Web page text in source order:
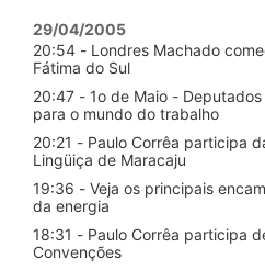
29/04/2005
20:54 - Londres Machado
Fátima do Sul
20:47 - 1o de Maio -
para o mundo do trabalho
20:21 - Paulo Corrêa participa
Lingüiça de Maracaju
19:36 - Veja os principais
da energia
18:31 - Paulo Corrêa participa
Convenções